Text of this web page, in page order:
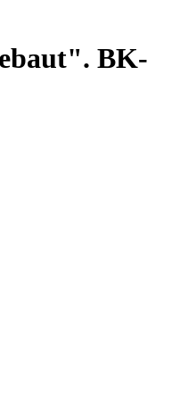
BK-